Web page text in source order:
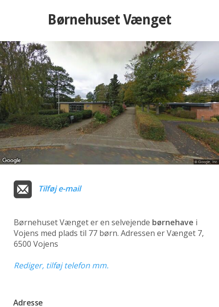
Børnehuset Vænget
Tilføj e-mail
Børnehuset Vænget er en selvejende børnehave i
Vojens med plads til 77 børn. Adressen er Vænget 7,
6500 Vojens
Rediger, tilføj telefon mm.
Adresse